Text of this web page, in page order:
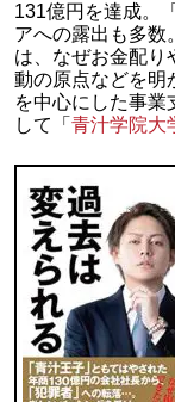
131億円を達成。
アへの露出も多数
は、なぜお金配り
動の原点などを明
を中心にした事業
して「 青汁学院大